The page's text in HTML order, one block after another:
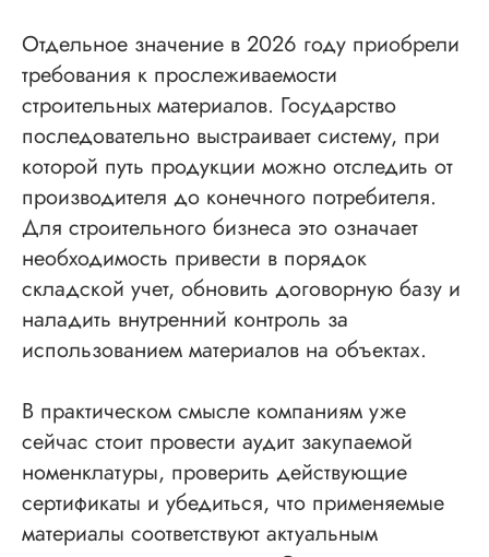
Отдельное значение в 2026 году приобрели
требования к прослеживаемости
строительных материалов. Государство
последовательно выстраивает систему, при
которой путь продукции можно отследить от
производителя до конечного потребителя.
Для строительного бизнеса это означает
необходимость привести в порядок
складской учет, обновить договорную базу и
наладить внутренний контроль за
использованием материалов на объектах.
В практическом смысле компаниям уже
сейчас стоит провести аудит закупаемой
номенклатуры, проверить действующие
сертификаты и убедиться, что применяемые
материалы соответствуют актуальным